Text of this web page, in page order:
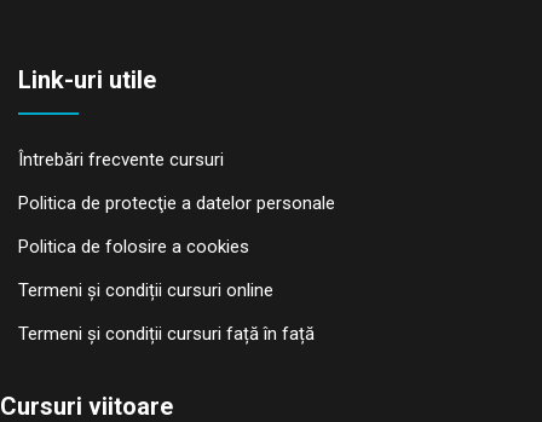
Link-uri utile
Întrebări frecvente cursuri
Politica de protecţie a datelor personale
Politica de folosire a cookies
Termeni și condiții cursuri online
Termeni și condiții cursuri față în față
Cursuri viitoare